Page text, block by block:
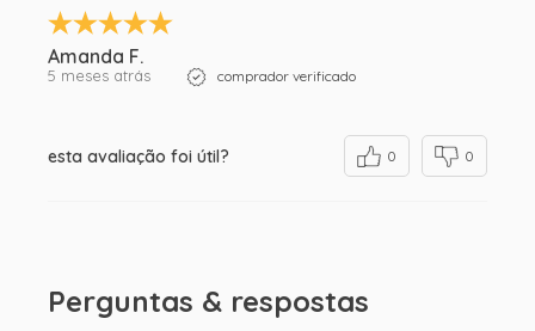
Amanda F.
5 meses atrás comprador verificado
esta avaliação foi útil? 0 0
Perguntas & respostas